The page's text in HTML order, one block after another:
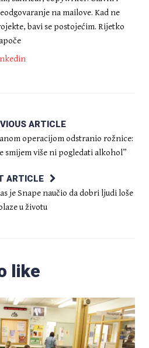
na mailove. Kad ne
bavi se postojećim. Rijetko
ARTICLE
operacijom odstranio rožnice:
smijem više ni pogledati alkohol”
ARTICLE
je Snape naučio da dobri ljudi loše
u životu
like